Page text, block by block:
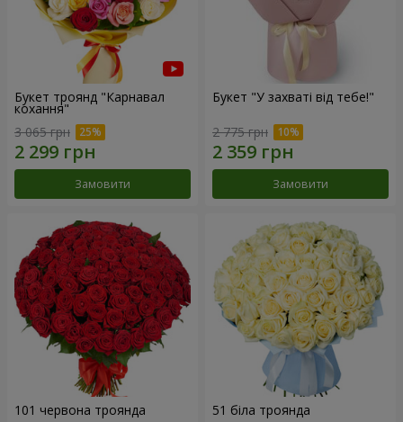
Букет троянд "Карнавал
кохання"
3 065 грн
Замовити
Букет "У захваті від тебе!"
2 775 грн
Замовити
101 червона троянда 51 біла троянда